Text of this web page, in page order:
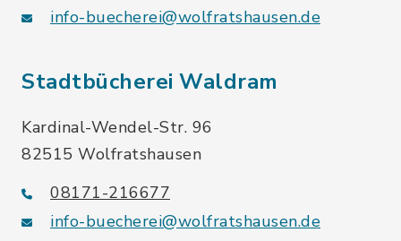
info-buecherei@wolfratshausen.de
Stadtbücherei Waldram
Kardinal-Wendel-Str. 96
82515 Wolfratshausen
08171-216677
info-buecherei@wolfratshausen.de